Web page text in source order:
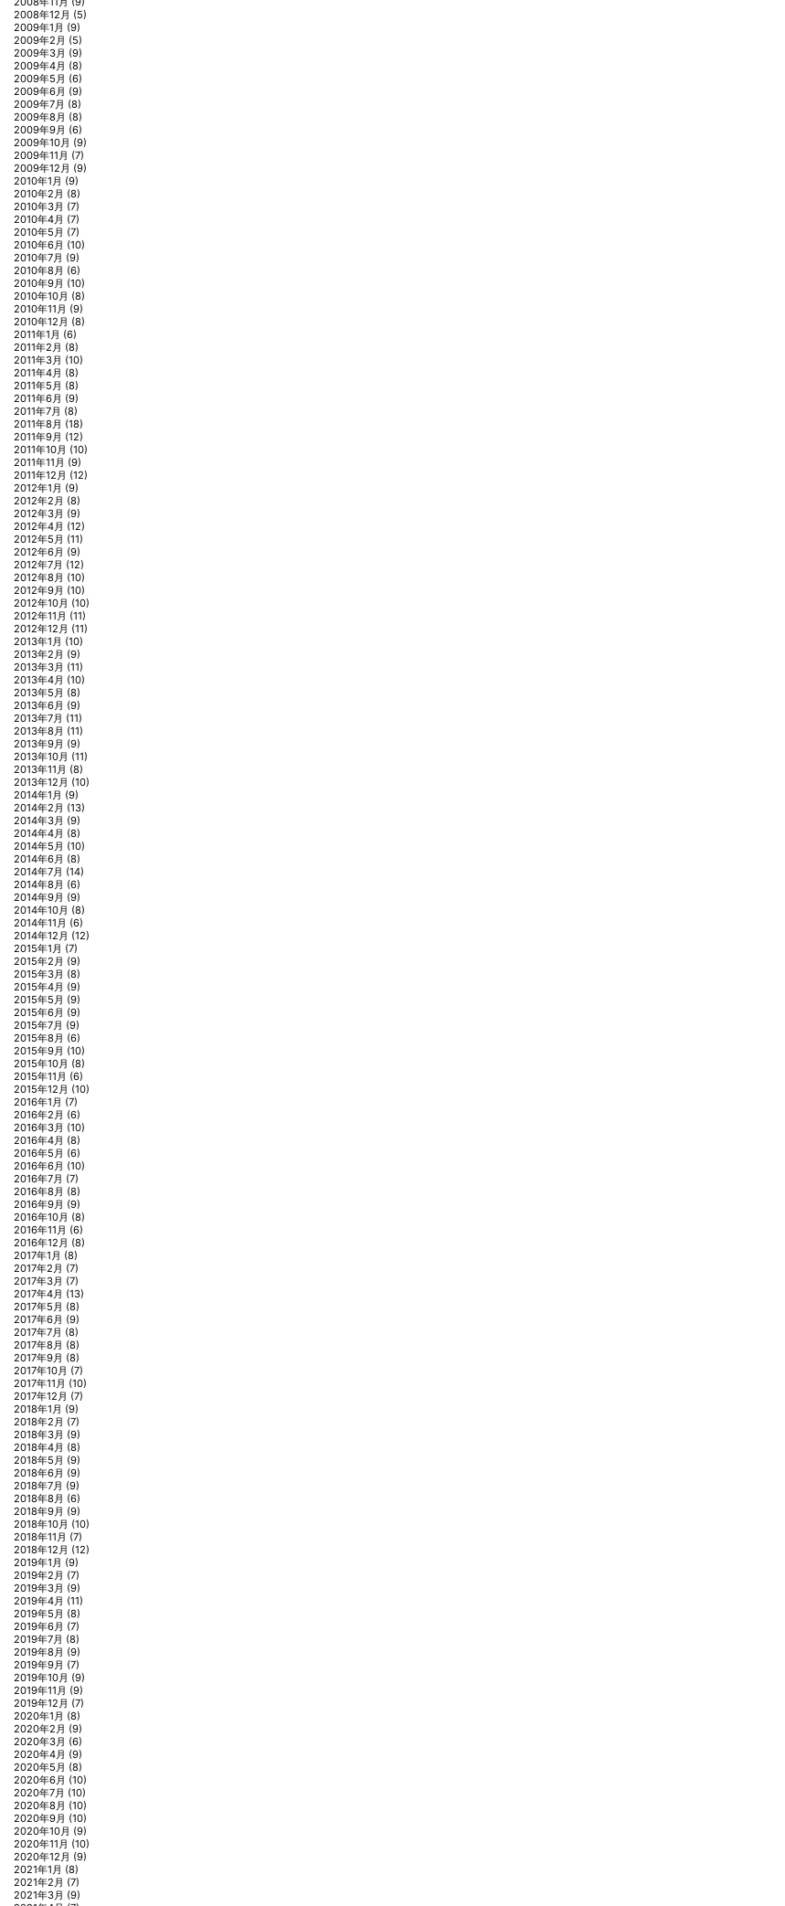
2008年12月 (5)
2009年1月 (9)
2009年2月 (5)
2009年3月 (9)
2009年4月 (8)
2009年5月 (6)
2009年6月 (9)
2009年7月 (8)
2009年8月 (8)
2009年9月 (6)
2009年10月 (9)
2009年11月 (7)
2009年12月 (9)
2010年1月 (9)
2010年2月 (8)
2010年3月 (7)
2010年4月 (7)
2010年5月 (7)
2010年6月 (10)
2010年7月 (9)
2010年8月 (6)
2010年9月 (10)
2010年10月 (8)
2010年11月 (9)
2010年12月 (8)
2011年1月 (6)
2011年2月 (8)
2011年3月 (10)
2011年4月 (8)
2011年5月 (8)
2011年6月 (9)
2011年7月 (8)
2011年8月 (18)
2011年9月 (12)
2011年10月 (10)
2011年11月 (9)
2011年12月 (12)
2012年1月 (9)
2012年2月 (8)
2012年3月 (9)
2012年4月 (12)
2012年5月 (11)
2012年6月 (9)
2012年7月 (12)
2012年8月 (10)
2012年9月 (10)
2012年10月 (10)
2012年11月 (11)
2012年12月 (11)
2013年1月 (10)
2013年2月 (9)
2013年3月 (11)
2013年4月 (10)
2013年5月 (8)
2013年6月 (9)
2013年7月 (11)
2013年8月 (11)
2013年9月 (9)
2013年10月 (11)
2013年11月 (8)
2013年12月 (10)
2014年1月 (9)
2014年2月 (13)
2014年3月 (9)
2014年4月 (8)
2014年5月 (10)
2014年6月 (8)
2014年7月 (14)
2014年8月 (6)
2014年9月 (9)
2014年10月 (8)
2014年11月 (6)
2014年12月 (12)
2015年1月 (7)
2015年2月 (9)
2015年3月 (8)
2015年4月 (9)
2015年5月 (9)
2015年6月 (9)
2015年7月 (9)
2015年8月 (6)
2015年9月 (10)
2015年10月 (8)
2015年11月 (6)
2015年12月 (10)
2016年1月 (7)
2016年2月 (6)
2016年3月 (10)
2016年4月 (8)
2016年5月 (6)
2016年6月 (10)
2016年7月 (7)
2016年8月 (8)
2016年9月 (9)
2016年10月 (8)
2016年11月 (6)
2016年12月 (8)
2017年1月 (8)
2017年2月 (7)
2017年3月 (7)
2017年4月 (13)
2017年5月 (8)
2017年6月 (9)
2017年7月 (8)
2017年8月 (8)
2017年9月 (8)
2017年10月 (7)
2017年11月 (10)
2017年12月 (7)
2018年1月 (9)
2018年2月 (7)
2018年3月 (9)
2018年4月 (8)
2018年5月 (9)
2018年6月 (9)
2018年7月 (9)
2018年8月 (6)
2018年9月 (9)
2018年10月 (10)
2018年11月 (7)
2018年12月 (12)
2019年1月 (9)
2019年2月 (7)
2019年3月 (9)
2019年4月 (11)
2019年5月 (8)
2019年6月 (7)
2019年7月 (8)
2019年8月 (9)
2019年9月 (7)
2019年10月 (9)
2019年11月 (9)
2019年12月 (7)
2020年1月 (8)
2020年2月 (9)
2020年3月 (6)
2020年4月 (9)
2020年5月 (8)
2020年6月 (10)
2020年7月 (10)
2020年8月 (10)
2020年9月 (10)
2020年10月 (9)
2020年11月 (10)
2020年12月 (9)
2021年1月 (8)
2021年2月 (7)
2021年3月 (9)